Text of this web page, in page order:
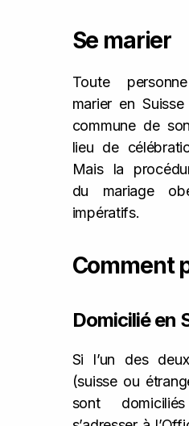
Se marier
Toute
marier en
commune de
lieu de
Mais la
du mariage
impératifs.
Comment
Domicilié en
Si l’un des
(suisse ou
sont